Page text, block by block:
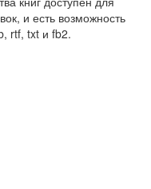
и есть возможность
rtf, txt и fb2.